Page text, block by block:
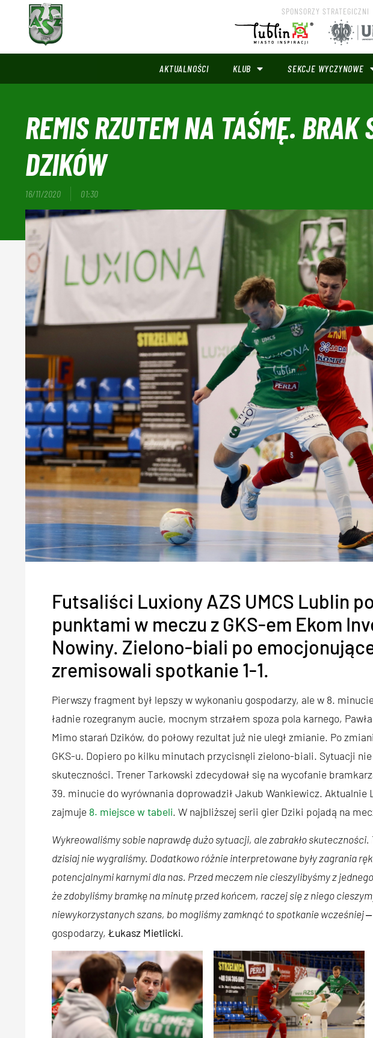
SPONSORZY STRATEGICZNI
AKTUALNOŚCI KLUB SEKCJE WYCZYNOWE
REMIS RZUTEM NA TAŚMĘ. BRAK
DZIKÓW
16/11/2020 01:30
Futsaliści Luxiony AZS UMCS Lublin
punktami w meczu z GKS-em Ekom
Nowiny. Zielono-biali po
zremisowali spotkanie 1-1.
Pierwszy fragment był lepszy w wykonaniu gospodarzy, ale w 8.
ładnie rozegranym aucie, mocnym strzałem spoza pola karnego,
Mimo starań Dzików, do połowy rezultat już nie uległ zmianie. Po
GKS-u. Dopiero po kilku minutach przycisnęli zielono-biali. Sytuacji nie
skuteczności. Trener Tarkowski zdecydował się na wycofanie
39. minucie do wyrównania doprowadził Jakub Wankiewicz. Aktualnie
zajmuje 8. miejsce w tabeli. W najbliższej serii gier Dziki pojadą na
Wykreowaliśmy sobie naprawdę dużo sytuacji, ale zabrakło skuteczności.
dzisiaj nie wygraliśmy. Dodatkowo różnie interpretowane były zagrania
potencjalnymi karnymi dla nas. Przed meczem nie cieszylibyśmy z
że zdobyliśmy bramkę na minutę przed końcem, raczej się z niego
niewykorzystanych szans, bo mogliśmy zamknąć to spotkanie wcześniej
gospodarzy,Łukasz Mietlicki.